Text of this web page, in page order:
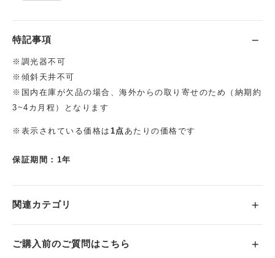
特記事項
※調光器不可
※傾斜天井不可
※国内在庫が欠品の場合、海外からの取り寄せのため（納期約
3~4カ月程）となります
※表示されている価格は 1点あたりの価格です
保証期間：1年
関連カテゴリ
ご購入前のご質問はこちら